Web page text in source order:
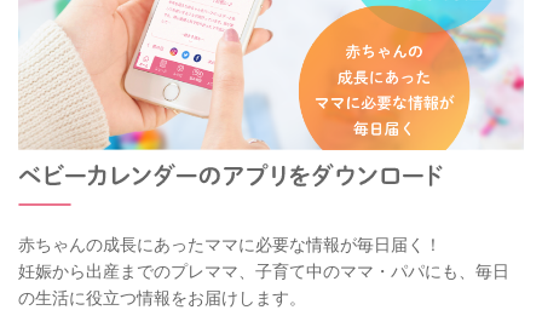
赤ちゃんの成長にあったママに必要な情報が毎日届く！
妊娠から出産までのプレママ、子育て中のママ・パパにも、毎日
の生活に役立つ情報をお届けします。